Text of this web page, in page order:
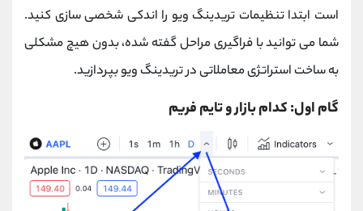
است ابتدا تنظیمات تریدینگ ویو را اندکی شخصی سازی کنید.
شما می توانید با فراگیری مراحل گفته شده، بدون هیچ مشکلی
به ساخت استراتژی معاملاتی در تریدینگ ویو بپردازید.
گام اول: کدام بازار و تایم فریم